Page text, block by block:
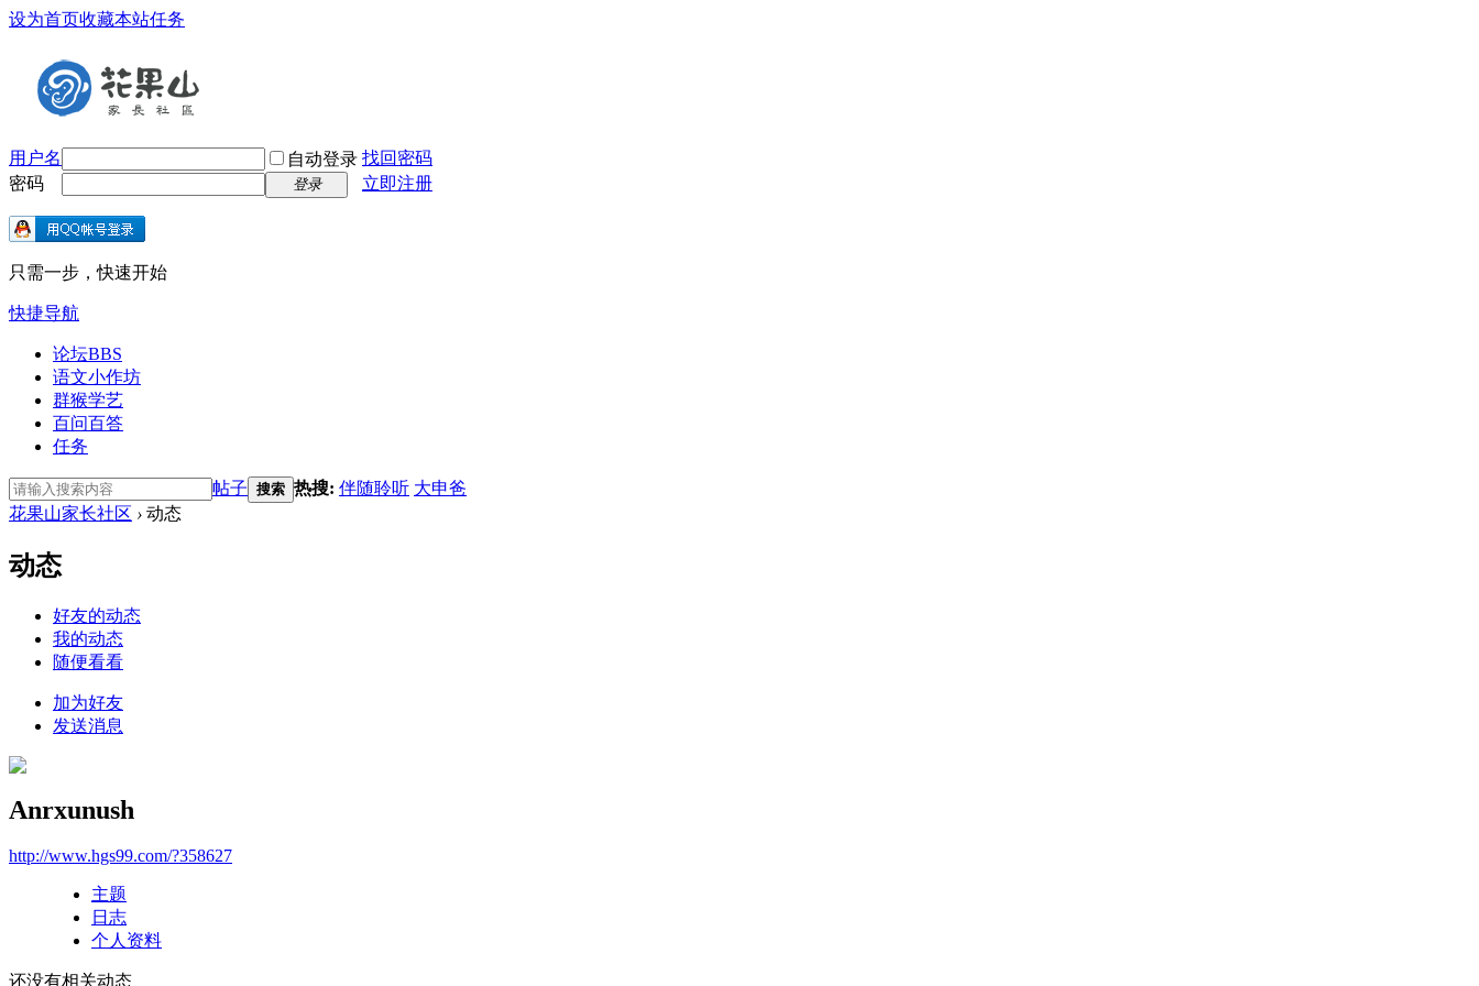
设为首页收藏本站任务
用户名 自动登录 找回密码
密码
登录 立即注册
只需一步，快速开始
快捷导航
论坛BBS
语文小作坊
群猴学艺
百问百答
任务
帖子 搜索 热搜: 伴随聆听 大申爸
花果山家长社区 › 动态
动态
好友的动态
我的动态
随便看看
加为好友
发送消息
Anrxunush
http://www.hgs99.com/?358627
主题
日志
个人资料
还没有相关动态